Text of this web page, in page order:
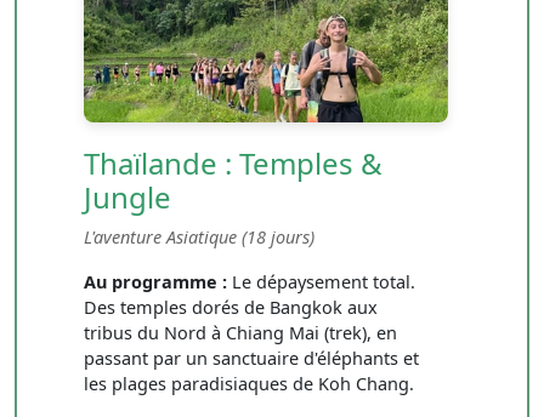
Thaïlande : Temples &
Jungle
L'aventure Asiatique (18 jours)
Au programme : Le dépaysement total.
Des temples dorés de Bangkok aux
tribus du Nord à Chiang Mai (trek), en
passant par un sanctuaire d'éléphants et
les plages paradisiaques de Koh Chang.